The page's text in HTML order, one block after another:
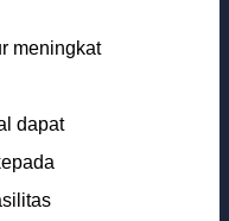
meningkat
dapat